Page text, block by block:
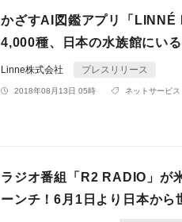
かざすAI図鑑アプリ「
4,000種、日本の水族館にい
Linne株式会社 プレスリリース
2018年08月13日 05時 ネットサービス
ラジオ番組「R2 RADIO」が
ーンチ！6月1日より日本から